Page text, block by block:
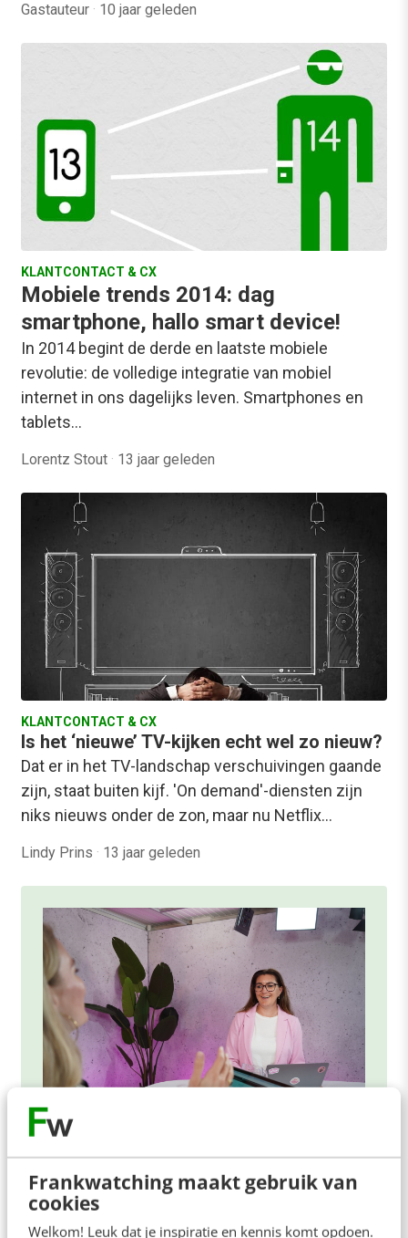
Frankwatching maakt gebruik van
cookies
Welkom! Leuk dat je inspiratie en kennis komt opdoen.
Gastauteur · 10 jaar geleden
KLANTCONTACT & CX
Mobiele trends 2014: dag
smartphone, hallo smart device!
In 2014 begint de derde en laatste mobiele
revolutie: de volledige integratie van mobiel
internet in ons dagelijks leven. Smartphones en
tablets…
Lorentz Stout · 13 jaar geleden
KLANTCONTACT & CX
Is het ‘nieuwe’ TV-kijken echt wel zo nieuw?
Dat er in het TV-landschap verschuivingen gaande
zijn, staat buiten kijf. 'On demand'-diensten zijn
niks nieuws onder de zon, maar nu Netflix…
Lindy Prins · 13 jaar geleden
De nieuwe SEO- & GEO-
spelregels